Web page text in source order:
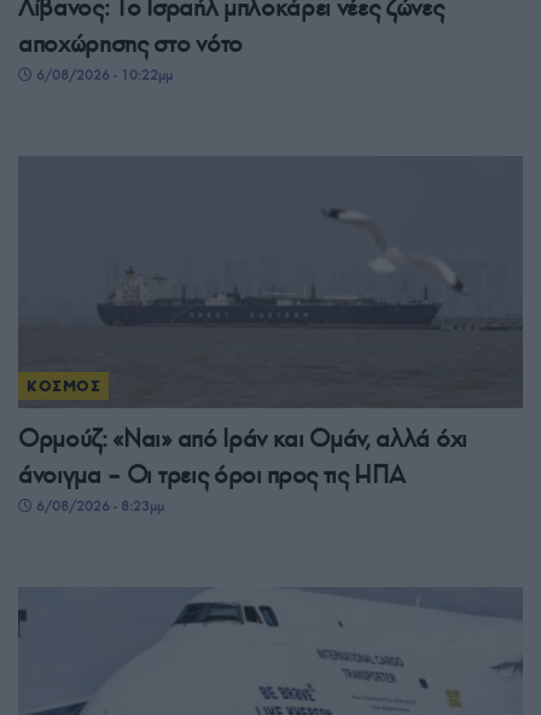
Λίβανος: Το Ισραήλ μπλοκάρει νέες ζώνες
αποχώρησης στο νότο
6/08/2026 - 10:22μμ
ΚΟΣΜΟΣ
Ορμούζ: «Ναι» από Ιράν και Ομάν, αλλά όχι
άνοιγμα – Οι τρεις όροι προς τις ΗΠΑ
6/08/2026 - 8:23μμ